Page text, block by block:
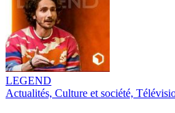
LEGEND
Actualités, Culture et société,